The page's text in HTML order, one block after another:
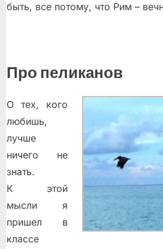
быть, все потому, что Рим –
Про пеликанов
О тех, кого
любишь,
лучше
ничего не
знать.
К этой
мысли я
пришел в
классе